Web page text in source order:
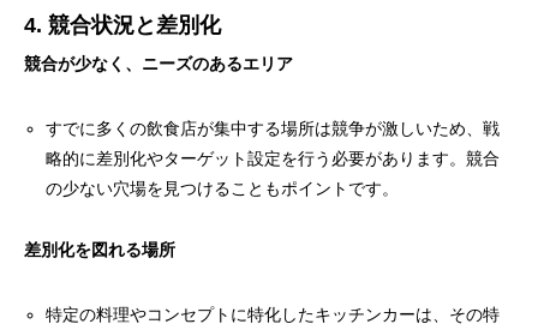
4. 競合状況と差別化
競合が少なく、ニーズのあるエリア
すでに多くの飲食店が集中する場所は競争が激しいため、戦
略的に差別化やターゲット設定を行う必要があります。競合
の少ない穴場を見つけることもポイントです。
差別化を図れる場所
特定の料理やコンセプトに特化したキッチンカーは、その特